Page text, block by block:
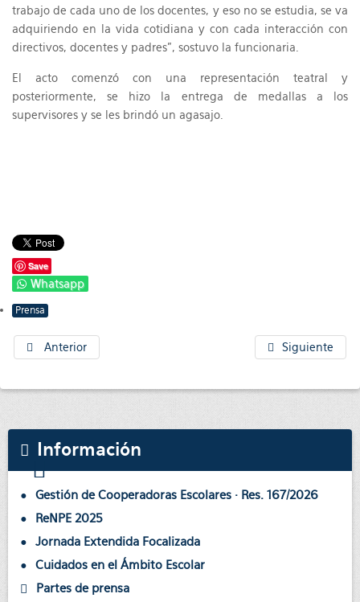
trabajo de cada uno de los docentes, y eso no se estudia, se va
adquiriendo en la vida cotidiana y con cada interacción con
directivos, docentes y padres”, sostuvo la funcionaria.
El acto comenzó con una representación teatral y
posteriormente, se hizo la entrega de medallas a los
supervisores y se les brindó un agasajo.
Save
Whatsapp
Prensa
Anterior Siguiente
Información
Gestión de Cooperadoras Escolares · Res. 167/2026
ReNPE 2025
Jornada Extendida Focalizada
Cuidados en el Ámbito Escolar
Partes de prensa